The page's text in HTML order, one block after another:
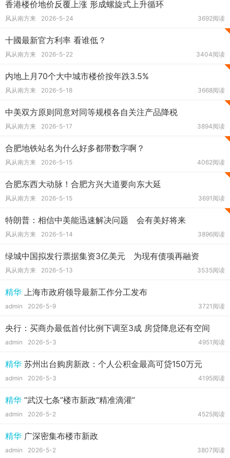
香港楼价地价反覆上涨 形成螺旋式上升循环
风从南方来 2026-5-24 3692阅读
十國最新官方利率 看谁低？
风从南方来 2026-5-22 3404阅读
内地上月70个大中城市楼价按年跌3.5%
风从南方来 2026-5-18 3668阅读
中美双方原则同意对同等规模各自关注产品降税
风从南方来 2026-5-17 3894阅读
合肥地铁站名为什么好多都带数字啊？
风从南方来 2026-5-15 4062阅读
合肥东西大动脉！合肥方兴大道要向东大延
风从南方来 2026-5-15 3691阅读
特朗普：相信中美能迅速解决问题 会有美好将来
风从南方来 2026-5-14 3896阅读
绿城中国拟发行票据集资3亿美元 为现有债项再融资
风从南方来 2026-5-13 3535阅读
精华 上海市政府领导最新工作分工发布
admin 2026-5-9 3721阅读
央行：买商办最低首付比例下调至3成 房贷降息还有空间
admin 2026-5-3 4951阅读
精华 苏州出台购房新政：个人公积金最高可贷150万元
admin 2026-5-3 4195阅读
精华 “武汉七条”楼市新政“精准滴灌”
admin 2026-5-2 4525阅读
精华 广深密集布楼市新政
admin 2026-5-2 3807阅读